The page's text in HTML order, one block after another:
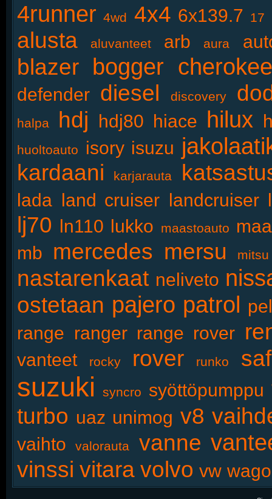
4runner 4wd 4x4 6x139.7 17
alusta aluvanteet arb aura
blazer bogger cherokee
defender diesel discovery
halpa hdj hdj80 hiace hilux
huoltoauto isory isuzu
kardaani karjarauta
lada land cruiser landcruiser
lj70 ln110 lukko maastoauto
mb mercedes mersu mitsu
nastarenkaat neliveto
ostetaan pajero patrol
range ranger range rover
vanteet rocky rover runko
suzuki syncro syöttöpumppu
turbo uaz unimog v8
vaihto valorauta vanne
vinssi vitara volvo vw